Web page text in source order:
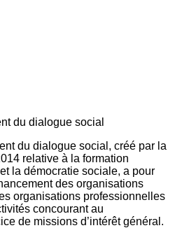
du dialogue social, créé par la
relative à la formation
la démocratie sociale, a pour
des organisations
organisations professionnelles
concourant au
de missions d’intérêt général.